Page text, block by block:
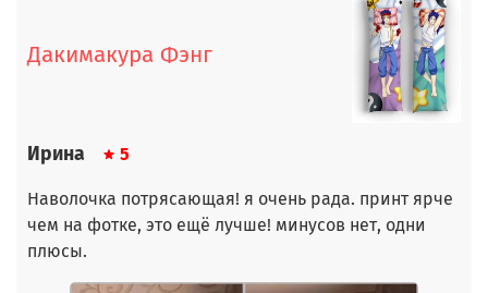
Дакимакура Фэнг
Ирина 5
Наволочка потрясающая! я очень рада. принт ярче
чем на фотке, это ещё лучше! минусов нет, одни
плюсы.